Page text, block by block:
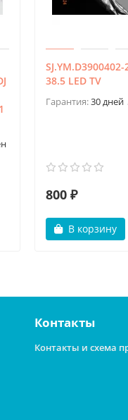
38.5 LED TV
Гарантия:30 дней
800 ₽
В корзину
Контакты
Контакты и схема